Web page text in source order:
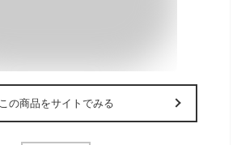
この商品をサイトでみる